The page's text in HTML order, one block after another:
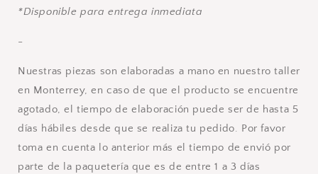
*Disponible para entrega inmediata
-
Nuestras piezas son elaboradas a mano en nuestro taller
en Monterrey, en caso de que el producto se encuentre
agotado, el tiempo de elaboración puede ser de hasta 5
días hábiles desde que se realiza tu pedido. Por favor
toma en cuenta lo anterior más el tiempo de envió por
parte de la paquetería que es de entre 1 a 3 días